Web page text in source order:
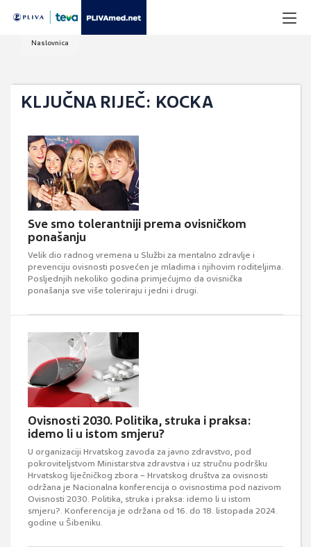
Naslovnica
KLJUČNA RIJEČ: KOCKA
Sve smo tolerantniji prema ovisničkom
ponašanju
Velik dio radnog vremena u Službi za mentalno zdravlje i
prevenciju ovisnosti posvećen je mladima i njihovim roditeljima.
Posljednjih nekoliko godina primjećujmo da ovisnička
ponašanja sve više toleriraju i jedni i drugi.
Ovisnosti 2030. Politika, struka i praksa:
idemo li u istom smjeru?
U organizaciji Hrvatskog zavoda za javno zdravstvo, pod
pokroviteljstvom Ministarstva zdravstva i uz stručnu podršku
Hrvatskog liječničkog zbora – Hrvatskog društva za ovisnosti
održana je Nacionalna konferencija o ovisnostima pod nazivom
Ovisnosti 2030. Politika, struka i praksa: idemo li u istom
smjeru?. Konferencija je održana od 16. do 18. listopada 2024.
godine u Šibeniku.